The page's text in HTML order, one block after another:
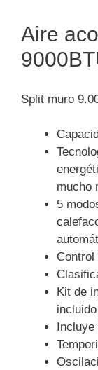
Aire
Split muro
mucho
5
Control
Kit de
incluido